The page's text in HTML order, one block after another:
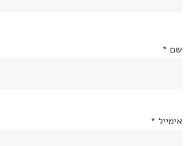
שם *
אימייל *